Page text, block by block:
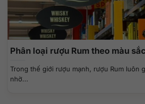
Phân loại rượu Rum theo màu
Trong thế giới rượu mạnh, rượu Rum luôn
nhờ...